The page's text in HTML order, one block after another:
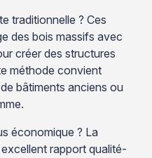
traditionnelle ? Ces
des bois massifs avec
créer des structures
méthode convient
bâtiments anciens ou
économique ? La
rapport qualité-